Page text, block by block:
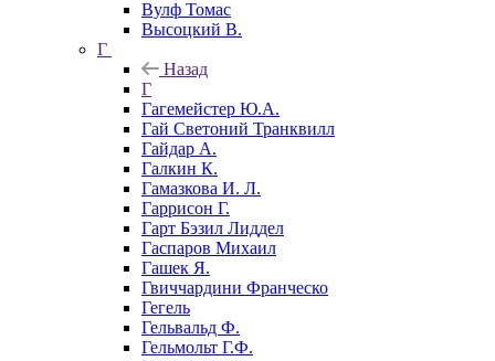
Вулф Томас
Высоцкий В.
Г
Назад
Г
Гагемейстер Ю.А.
Гай Светоний Транквилл
Гайдар А.
Галкин К.
Гамазкова И. Л.
Гаррисон Г.
Гарт Бэзил Лиддел
Гаспаров Михаил
Гашек Я.
Гвиччардини Франческо
Гегель
Гельвальд Ф.
Гельмольт Г.Ф.